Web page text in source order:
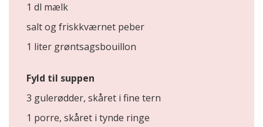
1 dl mælk
salt og friskkværnet peber
1 liter grøntsagsbouillon
Fyld til suppen
3 gulerødder, skåret i fine tern
1 porre, skåret i tynde ringe